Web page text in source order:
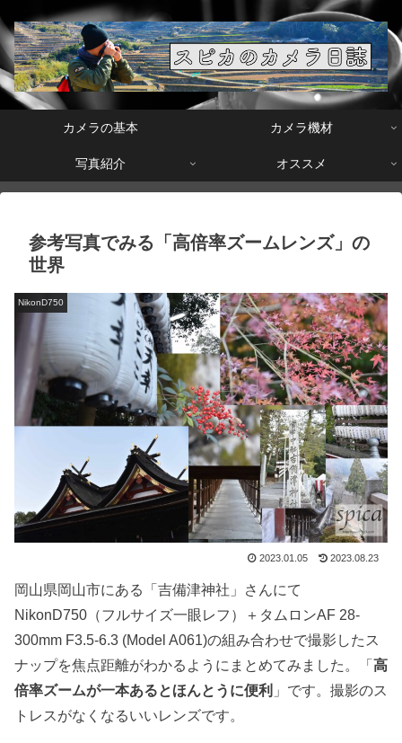
カメラの基本 カメラ機材
写真紹介 オススメ
参考写真でみる「高倍率ズームレンズ」の
世界
NikonD750
2023.01.05 2023.08.23
岡山県岡山市にある「吉備津神社」さんにて
NikonD750（フルサイズ一眼レフ）＋タムロンAF 28-
300mm F3.5-6.3 (Model A061)の組み合わせで撮影したス
ナップを焦点距離がわかるようにまとめてみました。「 高
倍率ズームが一本あるとほんとうに便利 」です。撮影のス
トレスがなくなるいいレンズです。